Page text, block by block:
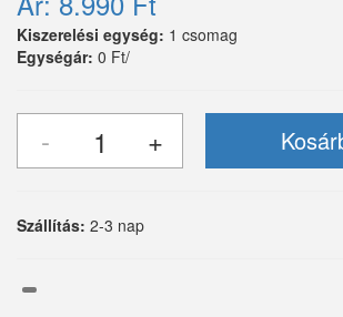
Kiszerelési egység: 1 csomag
Egységár: 0 Ft/
Szállítás: 2-3 nap